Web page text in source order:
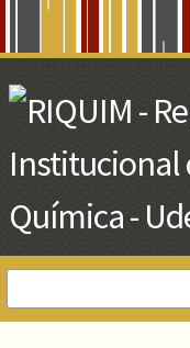
Main
Content